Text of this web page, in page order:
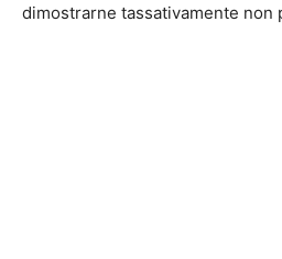
dimostrarne tassativamente non